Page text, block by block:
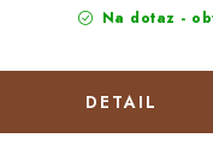
Na dotaz -